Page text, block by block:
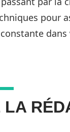
pour
dans
LA